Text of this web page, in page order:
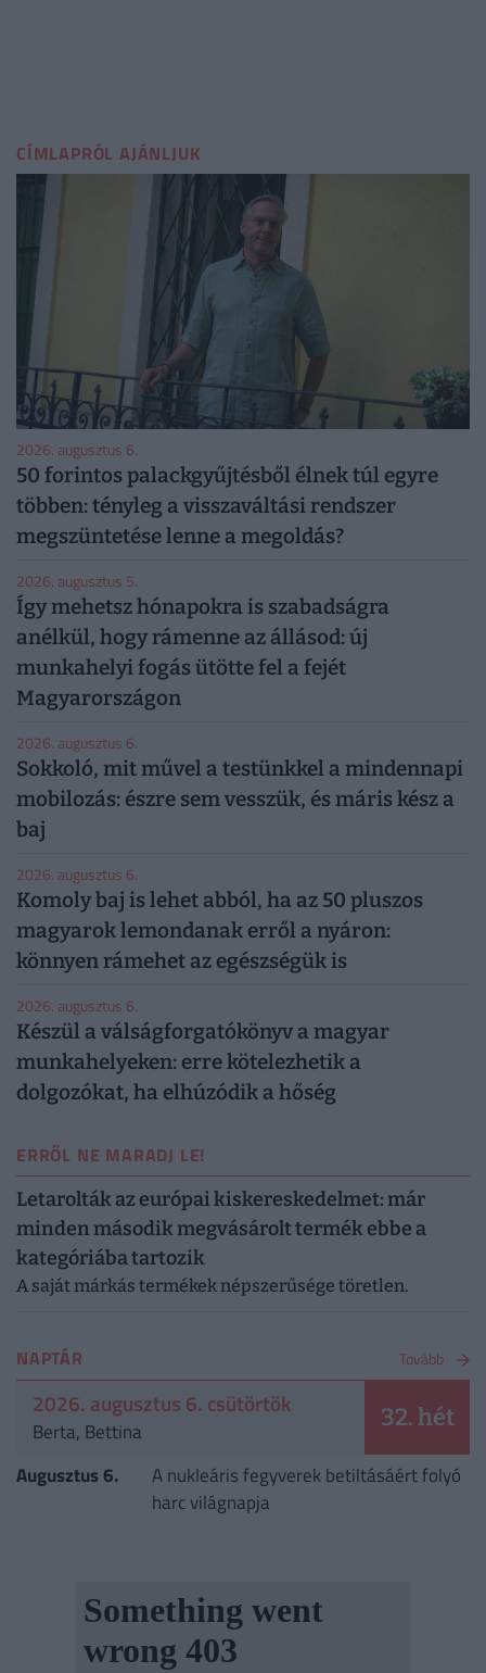
CÍMLAPRÓL AJÁNLJUK
2026. augusztus 6.
50 forintos palackgyűjtésből élnek túl egyre
többen: tényleg a visszaváltási rendszer
megszüntetése lenne a megoldás?
2026. augusztus 5.
Így mehetsz hónapokra is szabadságra
anélkül, hogy rámenne az állásod: új
munkahelyi fogás ütötte fel a fejét
Magyarországon
2026. augusztus 6.
Sokkoló, mit művel a testünkkel a mindennapi
mobilozás: észre sem vesszük, és máris kész a
baj
2026. augusztus 6.
Komoly baj is lehet abból, ha az 50 pluszos
magyarok lemondanak erről a nyáron:
könnyen rámehet az egészségük is
2026. augusztus 6.
Készül a válságforgatókönyv a magyar
munkahelyeken: erre kötelezhetik a
dolgozókat, ha elhúzódik a hőség
ERRŐL NE MARADJ LE!
Letarolták az európai kiskereskedelmet: már
minden második megvásárolt termék ebbe a
kategóriába tartozik
A saját márkás termékek népszerűsége töretlen.
NAPTÁR Tovább
2026. augusztus 6. csütörtök
Berta, Bettina 32. hét
Augusztus 6.
A nukleáris fegyverek betiltásáért folyó
harc világnapja